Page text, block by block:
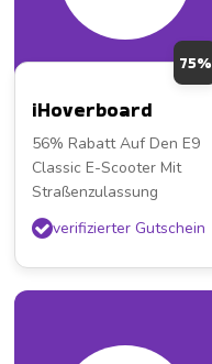
75%
iHoverboard
56% Rabatt Auf Den E9
Classic E-Scooter Mit
Straßenzulassung
verifizierter Gutschein